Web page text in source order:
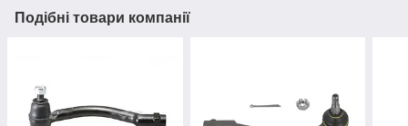
Подібні товари компанії